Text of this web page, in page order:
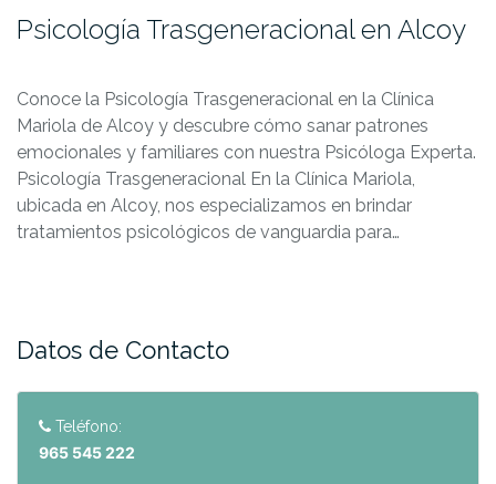
Psicología Trasgeneracional en Alcoy
Conoce la Psicología Trasgeneracional en la Clínica
Mariola de Alcoy y descubre cómo sanar patrones
emocionales y familiares con nuestra Psicóloga Experta.
Psicología Trasgeneracional En la Clínica Mariola,
ubicada en Alcoy, nos especializamos en brindar
tratamientos psicológicos de vanguardia para…
Datos de Contacto
Teléfono:
965 545 222